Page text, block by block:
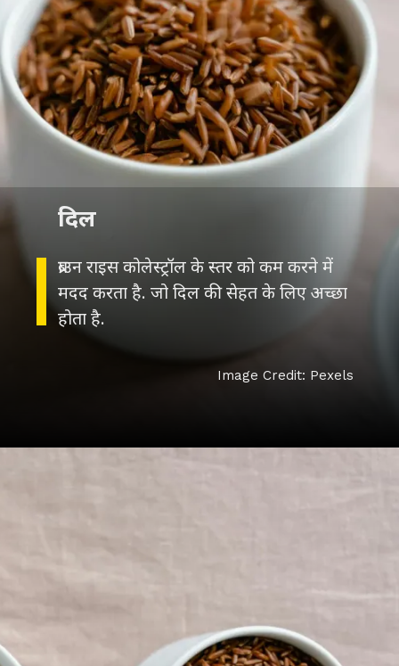
ब्राउन राइस कोलेस्ट्रॉल के स्तर को कम करने में
मदद करता है. जो दिल की सेहत के लिए अच्छा
होता है.
दिल
Image Credit: Pexels